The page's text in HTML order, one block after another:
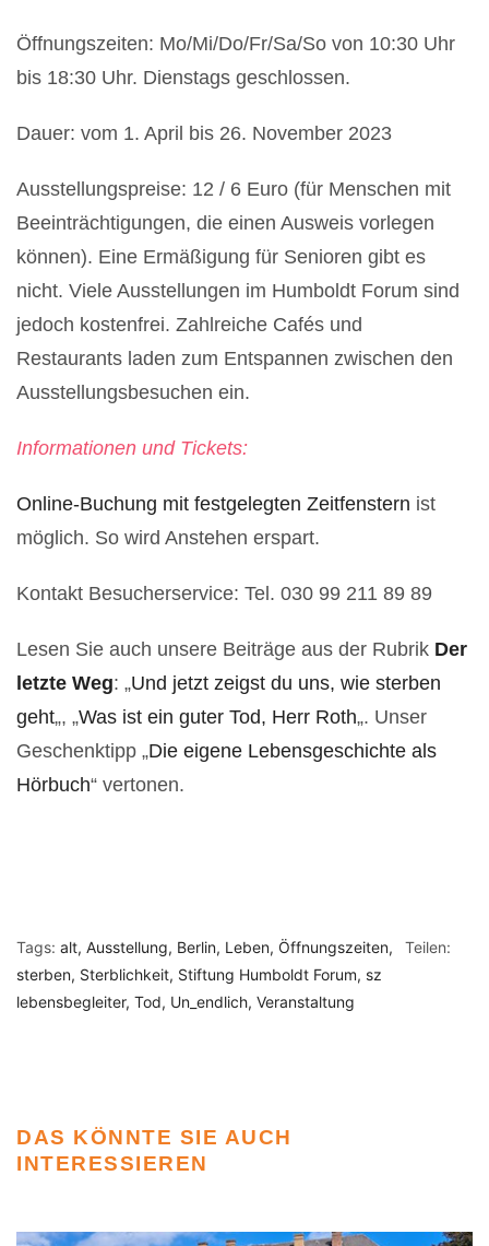
Öffnungszeiten: Mo/Mi/Do/Fr/Sa/So von 10:30 Uhr
bis 18:30 Uhr. Dienstags geschlossen.
Dauer: vom 1. April bis 26. November 2023
Ausstellungspreise: 12 / 6 Euro (für Menschen mit
Beeinträchtigungen, die einen Ausweis vorlegen
können). Eine Ermäßigung für Senioren gibt es
nicht. Viele Ausstellungen im Humboldt Forum sind
jedoch kostenfrei. Zahlreiche Cafés und
Restaurants laden zum Entspannen zwischen den
Ausstellungsbesuchen ein.
Informationen und Tickets:
Online-Buchung mit festgelegten Zeitfenstern ist
möglich. So wird Anstehen erspart.
Kontakt Besucherservice: Tel. 030 99 211 89 89
Lesen Sie auch unsere Beiträge aus der Rubrik Der
letzte Weg: „Und jetzt zeigst du uns, wie sterben
geht„, „Was ist ein guter Tod, Herr Roth„. Unser
Geschenktipp „Die eigene Lebensgeschichte als
Hörbuch“ vertonen.
Tags: alt Ausstellung Berlin Leben Öffnungszeiten
sterben Sterblichkeit Stiftung Humboldt Forum sz
lebensbegleiter Tod Un_endlich Veranstaltung
Teilen:
DAS KÖNNTE SIE AUCH
INTERESSIEREN